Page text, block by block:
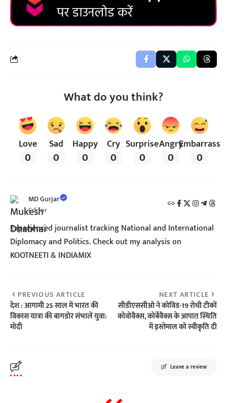
What do you think?
Love
0
Sad
0
Happy
0
Cry
0
Surprise
0
Angry
0
Embarrass
0
MD Gurjar
Editor
Experienced journalist tracking National and International
Diplomacy and Politics. Check out my analysis on
KOOTNEETI & INDIAMIX
PREVIOUS ARTICLE
देश : आगामी 25 साल में भारत की
विकास यात्रा की बागडोर संभालें युवा:
मोदी
NEXT ARTICLE
सीडीएससीओ ने कोविड-19 रोधी टीकों
कोवोवैक्स, कोर्बेवैक्स के आपात स्थिति
में इस्तेमाल को स्वीकृति दी
Leave a review